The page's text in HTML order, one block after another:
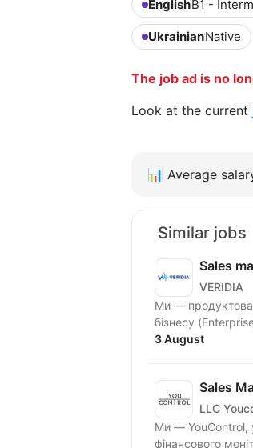
EnglishB1 -
UkrainianNative
The job ad is no
Look at the current
📊 Average
Similar jobs
Sales
VERIDIA
Ми — продуктова
бізнесу
3 August
Sales
LLC
Ми — YouControl,
фінансового